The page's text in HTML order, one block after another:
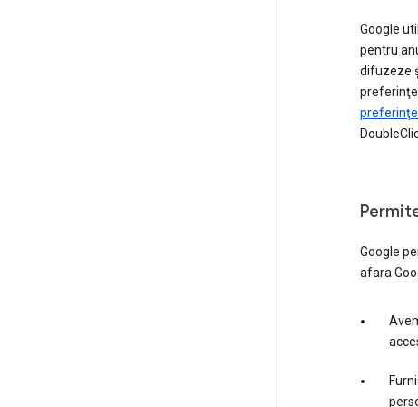
Google
pentru
difuzeze
Google
afara